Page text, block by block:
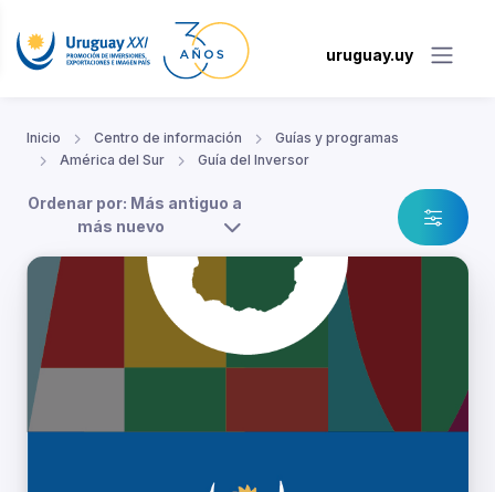
uruguay.uy
Inicio Centro de información
Guías y programas
América del Sur
Guía del Inversor
Ordenar por: Más antiguo a
más nuevo